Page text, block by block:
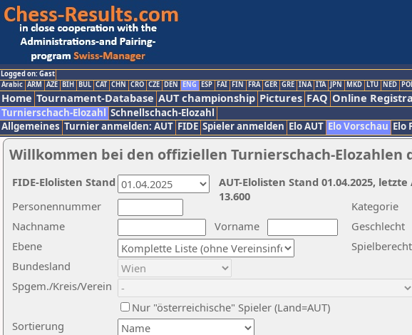
Logged on: Gast
Arabic ARM AZE BIH BUL CAT CHN CRO CZE DEN ENG ESP FAI FIN FRA GER GRE INA ITA JPN MKD LTU NED
Home Tournament-Database AUT championship Pictures FAQ Online
Turnierschach-Elozahl Schnellschach-Elozahl
Allgemeines Turnier anmelden: AUT FIDE Spieler anmelden Elo AUT Elo Vorschau Elo
Willkommen bei den offiziellen Turnierschach-Elozahlen
Nachname
Vorname
Ebene
Kategorie
Sortierung
Personennummer
Bundesland
Spgem./Kreis/Verein
Geschlecht
Nur "österreichische" Spieler (Land=AUT)
AUT-Elolisten Stand 01.04.2025,
13.600
FIDE-Elolisten Stand